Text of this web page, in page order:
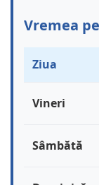
Vremea
Ziua
Vineri
Sâmbătă